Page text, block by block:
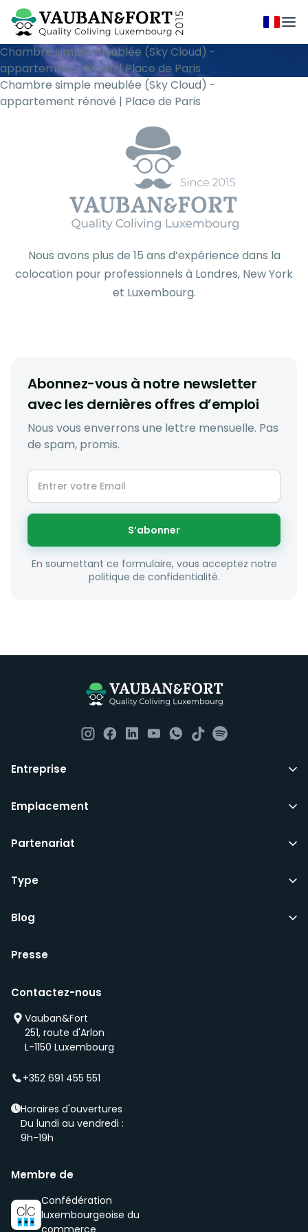
Chambre simple meublée (Sky Cloud) -
appartement rénové | Place de Paris
Chambre simple meublée (Sky Cloud) -
appartement rénové | Place de Paris
Nous avons plus de 15 ans d’expérience dans la
colocation pour professionnels à Londres, New York
et Luxembourg.
Abonnez-vous à notre newsletter
avec les dernières offres d’emploi
Nous vous enverrons une lettre mensuelle. Pas
de spam, promis.
S’abonner
En soumettant ce formulaire, vous acceptez notre
politique de confidentialité.
Entreprise
Emplacement
Partenariat
Type
Blog
Presse
Contactez-nous
Vauban&Fort
251, route d'Arlon
L-1150 Luxembourg
+352 691 455 551
Horaires d'ouvertures
Du lundi au vendredi :
9h-19h
Membre de
Confédération
luxembourgeoise du
commerce